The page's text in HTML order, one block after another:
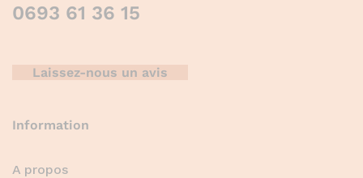
0693 61 36 15
Laissez-nous un avis
Information
A propos